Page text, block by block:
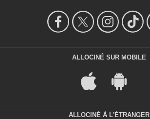
ALLOCINÉ SUR MOBILE
ALLOCINÉ À L'ÉTRANGER